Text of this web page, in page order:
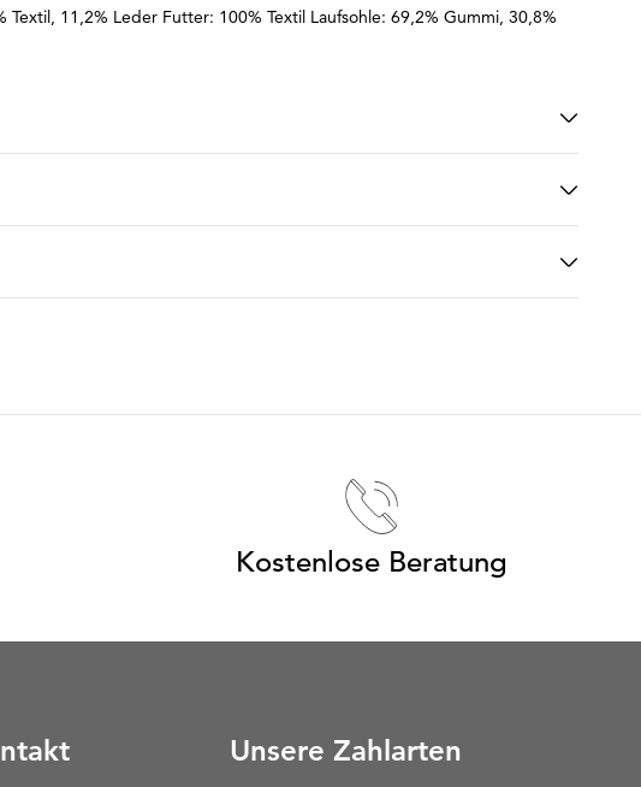
11,2% Leder Futter: 100% Textil Laufsohle: 69,2% Gummi, 30,8%
Kostenlose Beratung
Unsere Zahlarten